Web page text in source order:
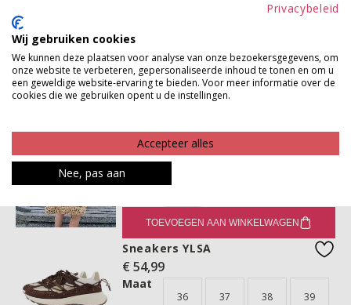
€ 17,99
Maat
ONE
Tas BLONDA
€ 34,99
Maat
TOEVOEGEN AAN WINKELWAGEN
Sneakers YLSA
€ 54,99
Maat
36 37 38 39
Privacybeleid
Wij gebruiken cookies
We kunnen deze plaatsen voor analyse van onze bezoekersgegevens, om
onze website te verbeteren, gepersonaliseerde inhoud te tonen en om u
een geweldige website-ervaring te bieden. Voor meer informatie over de
cookies die we gebruiken opent u de instellingen.
Accepteer alles
Nee, pas aan